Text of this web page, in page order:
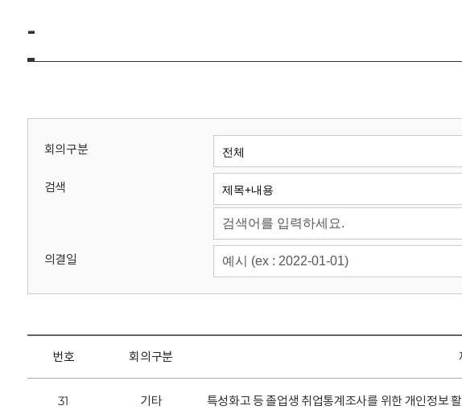
위
회
-
회의구분
검색
의결일
번호 회의구분
31 기타 특성화고 등 졸업생 취업통계조사를 위한 개인정보